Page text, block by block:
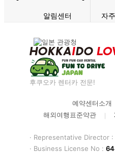
알림센터 자
후쿠오카 렌터카 전문!
예약센터소개
해외여행표준약관
· Representative Director
· Business License No :